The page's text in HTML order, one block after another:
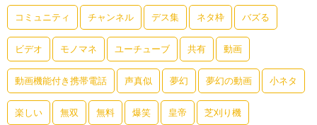
コミュニティ チャンネル デス集 ネタ枠 バズる
ビデオ モノマネ ユーチューブ 共有 動画
動画機能付き携帯電話 声真似 夢幻 夢幻の動画 小ネタ
楽しい 無双 無料 爆笑 皇帝 芝刈り機